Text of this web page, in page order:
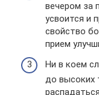
вечером за
усвоится и
свойство
прием
Ни в коем
до высоких